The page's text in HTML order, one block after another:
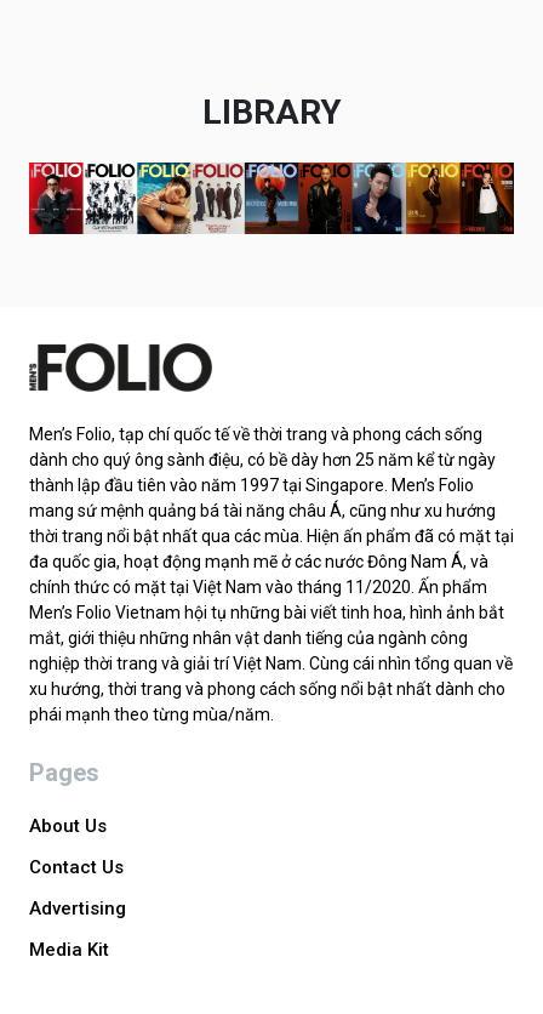
LIBRARY
Men’s Folio, tạp chí quốc tế về thời trang và phong cách sống
dành cho quý ông sành điệu, có bề dày hơn 25 năm kể từ ngày
thành lập đầu tiên vào năm 1997 tại Singapore. Men’s Folio
mang sứ mệnh quảng bá tài năng châu Á, cũng như xu hướng
thời trang nổi bật nhất qua các mùa. Hiện ấn phẩm đã có mặt tại
đa quốc gia, hoạt động mạnh mẽ ở các nước Đông Nam Á, và
chính thức có mặt tại Việt Nam vào tháng 11/2020. Ấn phẩm
Men’s Folio Vietnam hội tụ những bài viết tinh hoa, hình ảnh bắt
mắt, giới thiệu những nhân vật danh tiếng của ngành công
nghiệp thời trang và giải trí Việt Nam. Cùng cái nhìn tổng quan về
xu hướng, thời trang và phong cách sống nổi bật nhất dành cho
phái mạnh theo từng mùa/năm.
Pages
About Us
Contact Us
Advertising
Media Kit